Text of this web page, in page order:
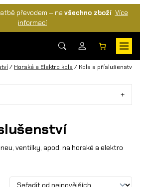
převodem — na všechno zboží Více
informací
/ Horská a Elektro kola / Kola a příslušenství
ventilky, apod. na horské a elektro